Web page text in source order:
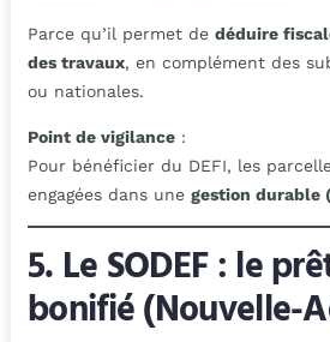
Parce qu’il permet de déduire
des travaux, en complément des
ou nationales.
Point de vigilance :
Pour bénéficier du DEFI, les
engagées dans une gestion durable
5. Le SODEF : le
bonifié (Nouvelle-